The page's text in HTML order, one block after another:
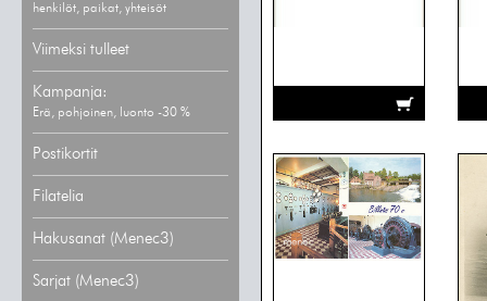
henkilöt, paikat, yhteisöt
Viimeksi tulleet
Kampanja:
Erä, pohjoinen, luonto -30 %
Postikortit
Filatelia
Hakusanat (Menec3)
Sarjat (Menec3)